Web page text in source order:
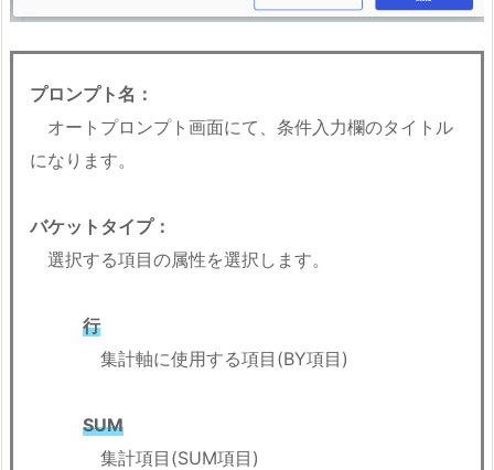
プロンプト名：
オートプロンプト画面にて、条件入力欄のタイトル
になります。
バケットタイプ：
選択する項目の属性を選択します。
行
集計軸に使用する項目(BY項目)
SUM
集計項目(SUM項目)